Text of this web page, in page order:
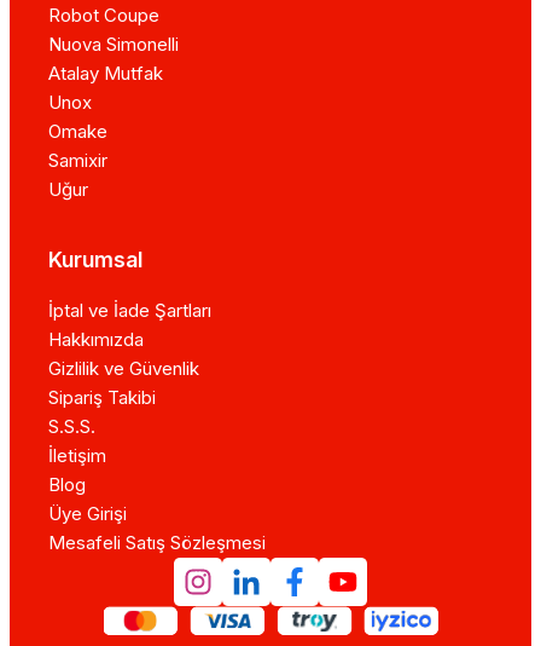
En ucuz fiyat ve ürün bilgisi için, tercih edeceğiniz
Robot Coupe
Nuova Simonelli
Atalay Mutfak
Unox
Omake
Samixir
Uğur
Kurumsal
İptal ve İade Şartları
Hakkımızda
Gizlilik ve Güvenlik
Sipariş Takibi
S.S.S.
İletişim
Blog
Üye Girişi
Mesafeli Satış Sözleşmesi